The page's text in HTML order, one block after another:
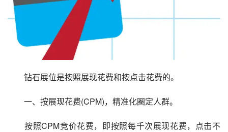
钻石展位是按照展现花费和按点击花费的。
一、按展现花费(CPM)，精准化圈定人群。
按照CPM竞价花费，即按照每千次展现花费，点击不